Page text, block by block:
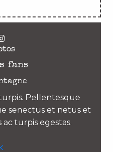
fans
Pellentesque
senectus et netus et
ac turpis egestas.